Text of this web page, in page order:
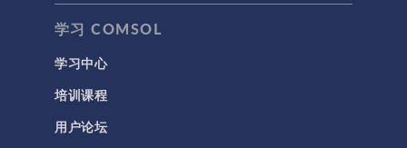
岩土力学
材料模型
结构力学
结构动力学
学习 COMSOL
学习中心
培训课程
用户论坛